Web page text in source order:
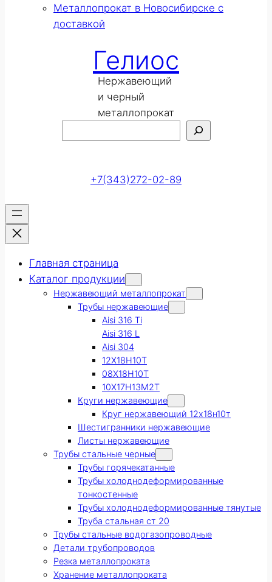
Металлопрокат в Новосибирске с
доставкой
Гелиос
Нержавеющий
и черный
металлопрокат
+7(343)272-02-89
Главная страница
Каталог продукции
Нержавеющий металлопрокат
Трубы нержавеющие
Aisi 316 Ti
Aisi 316 L
Aisi 304
12Х18Н10Т
08Х18Н10Т
10Х17Н13М2Т
Круги нержавеющие
Круг нержавеющий 12х18н10т
Шестигранники нержавеющие
Листы нержавеющие
Трубы стальные черные
Трубы горячекатанные
Трубы холоднодеформированные
тонкостенные
Трубы холоднодеформированные тянутые
Труба стальная ст 20
Трубы стальные водогазопроводные
Детали трубопроводов
Резка металлопроката
Хранение металлопроката